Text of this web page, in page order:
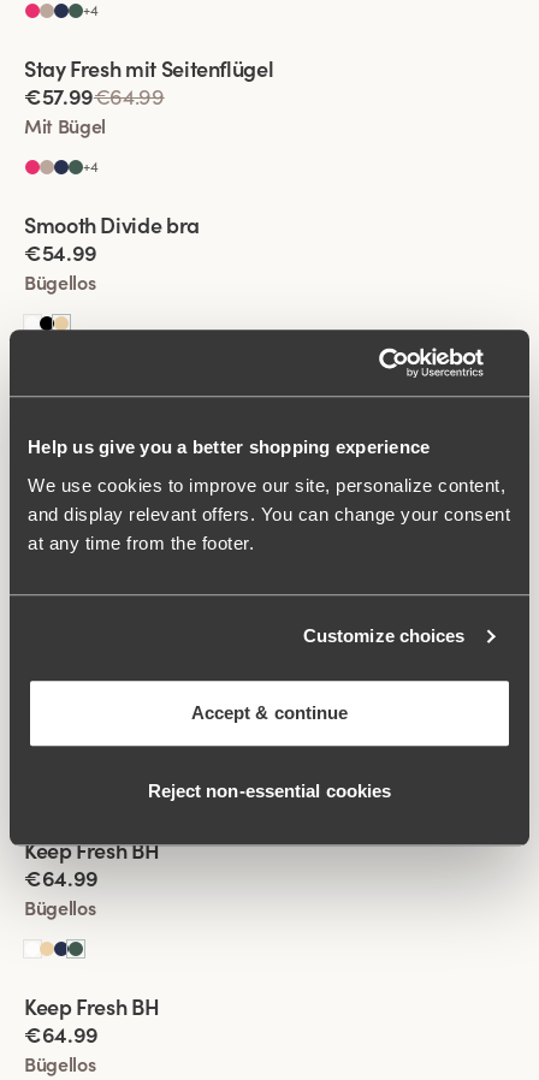
Help us give you a better shopping experience
We use cookies to improve our site, personalize content,
and display relevant offers. You can change your consent
at any time from the footer.
Customize choices
Accept & continue
Reject non‑essential cookies
+4
Viewing image 1 of 2
Besonders Breiter Rücken
Stay Fresh mit Seitenflügel
€57.99€64.99
Mit Bügel
+4
Viewing image 1 of 2
Komfortträger Neue Farbe
Smooth Divide bra
€54.99
Bügellos
Mit Bügel
+
Viewing image 1 of 2
Keep Fresh Spacer BH
Mit Bügel
Viewing image 1 of 2
Mit Bügel
Multiway-Träger
Keep Fresh BH
€64.99
Bügellos
Viewing image 1 of 2
Multiway-Träger
Keep Fresh BH
€64.99
Bügellos